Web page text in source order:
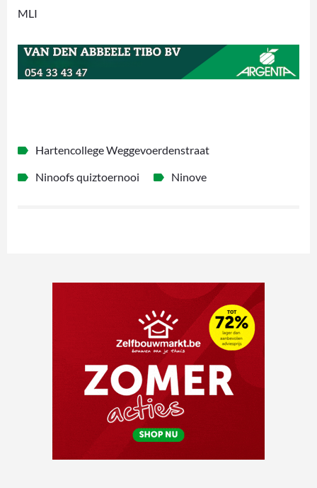
MLI
Hartencollege Weggevoerdenstraat
Ninoofs quiztoernooi
Ninove